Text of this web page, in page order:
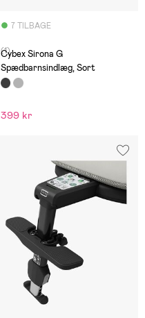
7 TILBAGE
(1)
Cybex Sirona G
Spædbarnsindlæg, Sort
399 kr